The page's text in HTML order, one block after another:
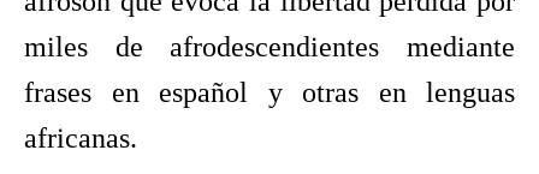
miles de afrodescendientes mediante
frases en español y otras en lenguas
africanas.